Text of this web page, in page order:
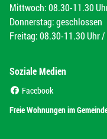
Mittwoch: 08.30-11.30
Donnerstag: geschlossen
Freitag: 08.30-11.30 Uhr
Soziale Medien
Facebook
Freie Wohnungen im